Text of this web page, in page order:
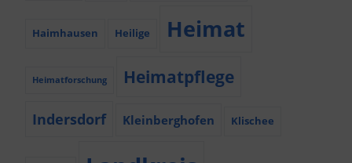
Haimhausen Heilige Heimat
Heimatforschung Heimatpflege
Indersdorf Kleinberghofen Klischee